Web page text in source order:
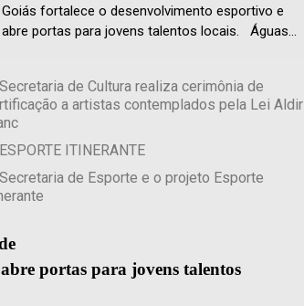
Goiás fortalece o desenvolvimento esportivo e
abre portas para jovens talentos locais. Águas...
Secretaria de Cultura realiza cerimônia de
a artistas contemplados pela Lei Aldir
ESPORTE ITINERANTE
Secretaria de Esporte e o projeto Esporte
portas para jovens talentos